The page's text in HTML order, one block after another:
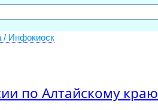
/ Инфокиоск
по Алтайскому краю